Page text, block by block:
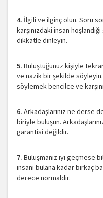
4. İlgili ve ilginç olun. Soru
karşınızdaki insan
dikkatle dinleyin.
5. Buluştuğunuz kişiyle
ve nazik bir şekilde söyleyin.
söylemek bencilce ve
6. Arkadaşlarınız ne derse
biriyle buluşun.
garantisi değildir.
7. Buluşmanız iyi geçmese
insanı bulana kadar birkaç
derece normaldir.